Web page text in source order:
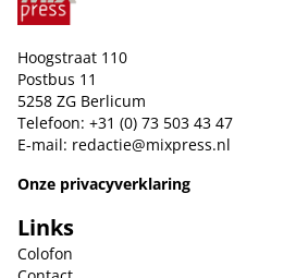
Hoogstraat 110
Postbus 11
5258 ZG Berlicum
Telefoon: +31 (0) 73 503 43 47
E-mail: redactie@mixpress.nl
Onze privacyverklaring
Links
Colofon